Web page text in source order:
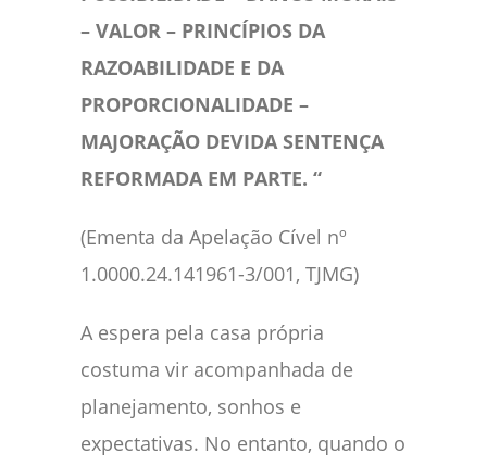
– VALOR – PRINCÍPIOS DA
RAZOABILIDADE E DA
PROPORCIONALIDADE –
MAJORAÇÃO DEVIDA SENTENÇA
REFORMADA EM PARTE. “
(Ementa da Apelação Cível nº
1.0000.24.141961-3/001, TJMG)
A espera pela casa própria
costuma vir acompanhada de
planejamento, sonhos e
expectativas. No entanto, quando o